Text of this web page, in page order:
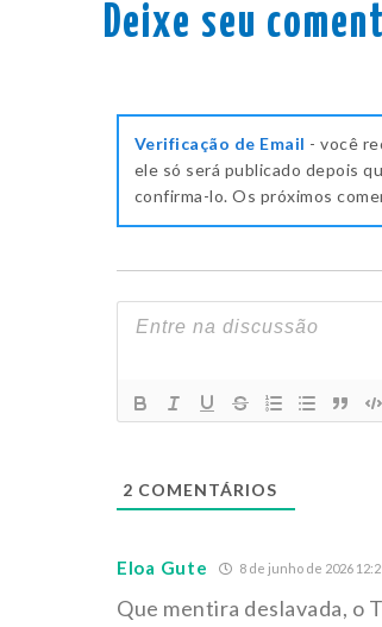
Deixe seu
Verificação de Email - você
ele só será publicado depois
confirma-lo. Os próximos
2 COMENTÁRIOS
Eloa Gute 8 de junho de 2026
Que mentira deslavada, o